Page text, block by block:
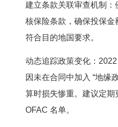
建立条款关联审查机制
核保险条款，确保投保金
符合目的地国要求。
动态追踪政策变化：
因未在合同中加入 “地缘
算时损失惨重。建议定期
OFAC 名单。